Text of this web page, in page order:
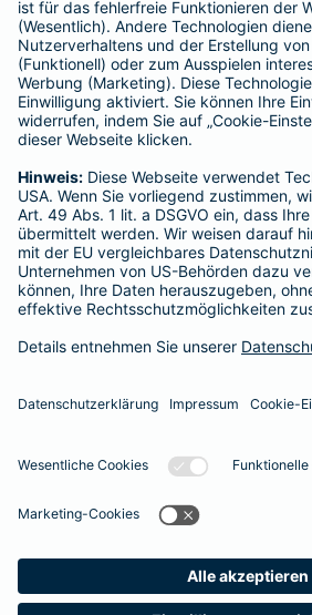
Facebook
Instagram
LinkedIn
YouTube
Datenschutz Impressum/
Datenschutz-
Einfach.